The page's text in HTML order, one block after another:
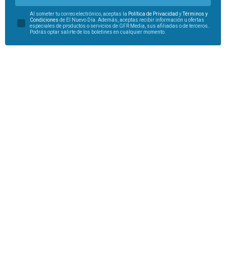
Al someter tu correo electrónico, aceptas la Política de Privacidad y
Términos y
Condiciones de El Nuevo Día. Además, aceptas recibir información u ofertas
especiales de productos o servicios de GFR Media, sus afiliadas o de terceros.
Podrás optar salirte de los boletines en cualquier momento.